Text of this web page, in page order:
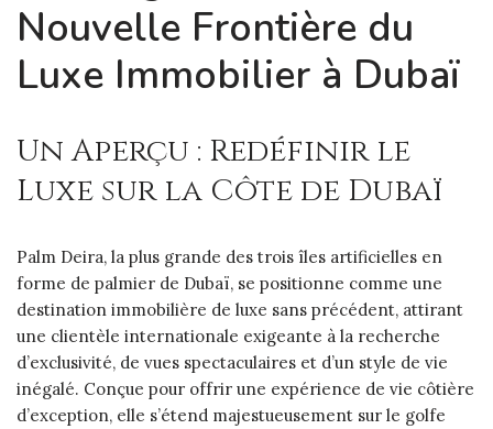
Nouvelle Frontière du
Luxe Immobilier à Dubaï
Un Aperçu : Redéfinir le
Luxe sur la Côte de Dubaï
Palm Deira, la plus grande des trois îles artificielles en
forme de palmier de Dubaï, se positionne comme une
destination immobilière de luxe sans précédent, attirant
une clientèle internationale exigeante à la recherche
d’exclusivité, de vues spectaculaires et d’un style de vie
inégalé. Conçue pour offrir une expérience de vie côtière
d’exception, elle s’étend majestueusement sur le golfe